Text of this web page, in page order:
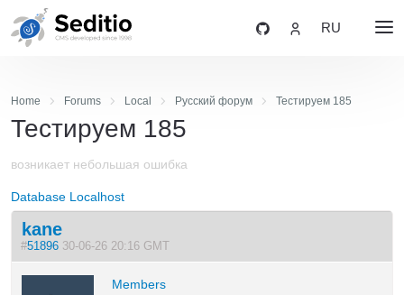
RU
Home Forums Local Русский форум Тестируем 185
Тестируем 185
возникает небольшая ошибка
Database Localhost
kane
#51896 30-06-26 20:16 GMT
Members